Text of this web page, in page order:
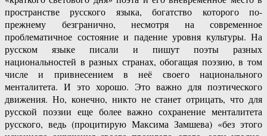
пространстве русского языка, богатство которого по-
прежнему безгранично, несмотря на современное
проблематичное состояние и падение уровня культуры. На
русском языке писали и пишут поэты разных
национальностей в разных странах, обогащая поэзию, в том
числе и привнесением в неё своего национального
менталитета. И это хорошо. Это важно для поэтического
движения. Но, конечно, никто не станет отрицать, что для
русской поэзии еще более важно сохранение менталитета
русского, ведь (процитирую Максима Замшева) «без этого